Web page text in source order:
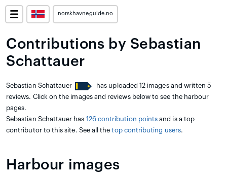
norskhavneguide.no
Contributions by Sebastian
Schattauer
Sebastian Schattauer
has uploaded 12 images and written 5
reviews. Click on the images and reviews below to see the harbour
pages.
Sebastian Schattauer has 126 contribution points and is a top
contributor to this site. See all thetop contributing users.
Harbour images